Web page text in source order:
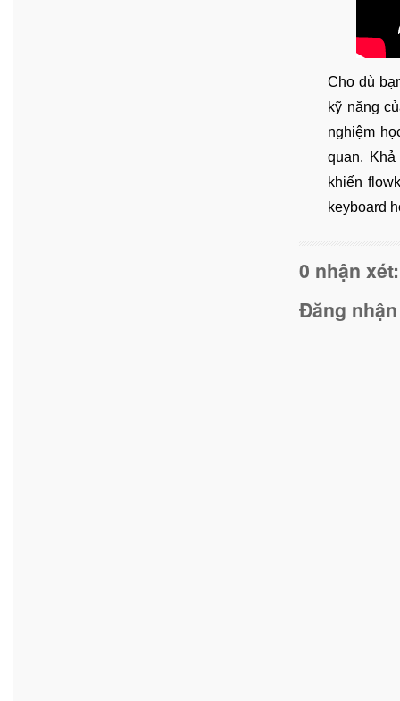
Cho dù
kỹ năng
nghiệm
quan.
khiến
keyboard
0 nhận xét:
Đăng